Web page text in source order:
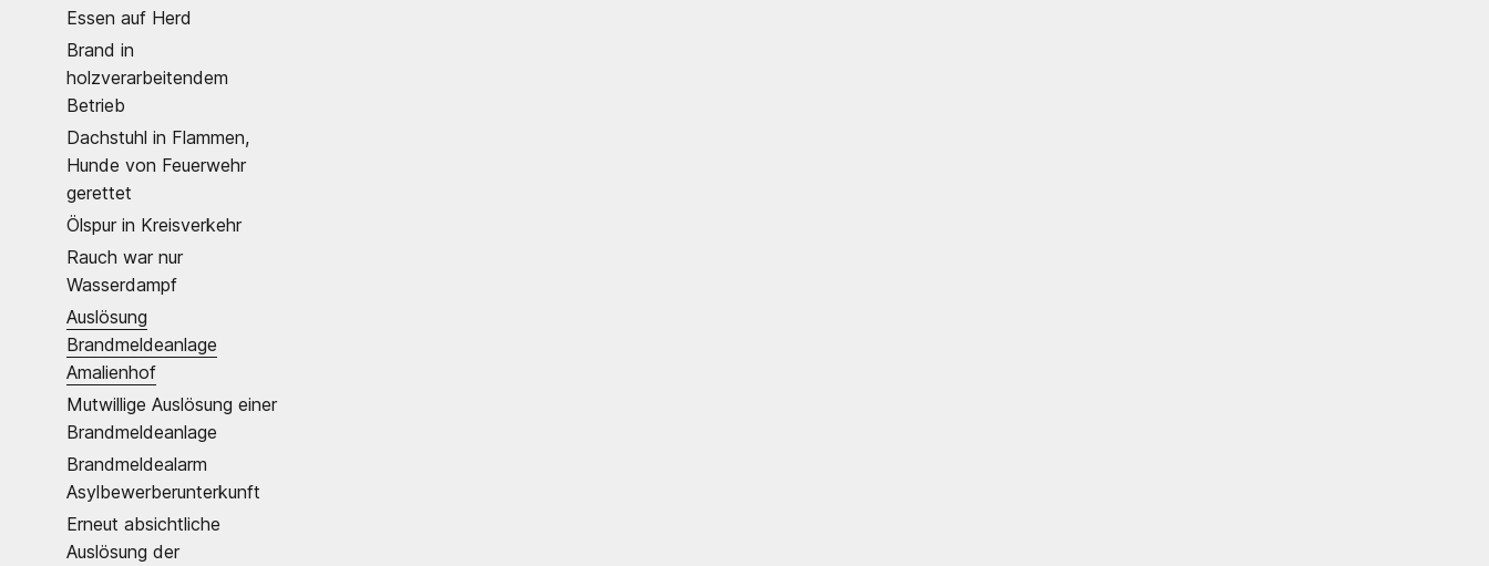
Essen auf Herd
Brand in
holzverarbeitendem
Betrieb
Dachstuhl in Flammen,
Hunde von Feuerwehr
gerettet
Ölspur in Kreisverkehr
Rauch war nur
Wasserdampf
Auslösung
Brandmeldeanlage
Amalienhof
Mutwillige Auslösung einer
Brandmeldeanlage
Brandmeldealarm
Asylbewerberunterkunft
Erneut absichtliche
Auslösung der